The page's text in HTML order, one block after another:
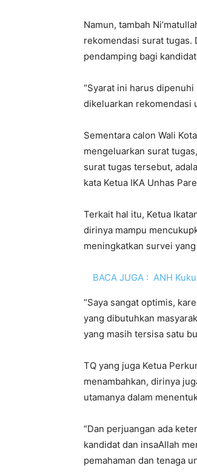
Namun, tambah
rekomendasi surat tugas.
pendamping bagi
“Syarat ini harus
dikeluarkan rekomendasi
Sementara calon Wali
mengeluarkan surat
surat tugas tersebut,
kata Ketua IKA Unhas
Terkait hal itu, Ketua
dirinya mampu
meningkatkan survei
BACA JUGA : ANH
“Saya sangat optimis,
yang dibutuhkan
yang masih tersisa satu
TQ yang juga Ketua
menambahkan, dirinya
utamanya dalam
“Dan perjuangan ada
kandidat dan insaAllah
pemahaman dan tenaga